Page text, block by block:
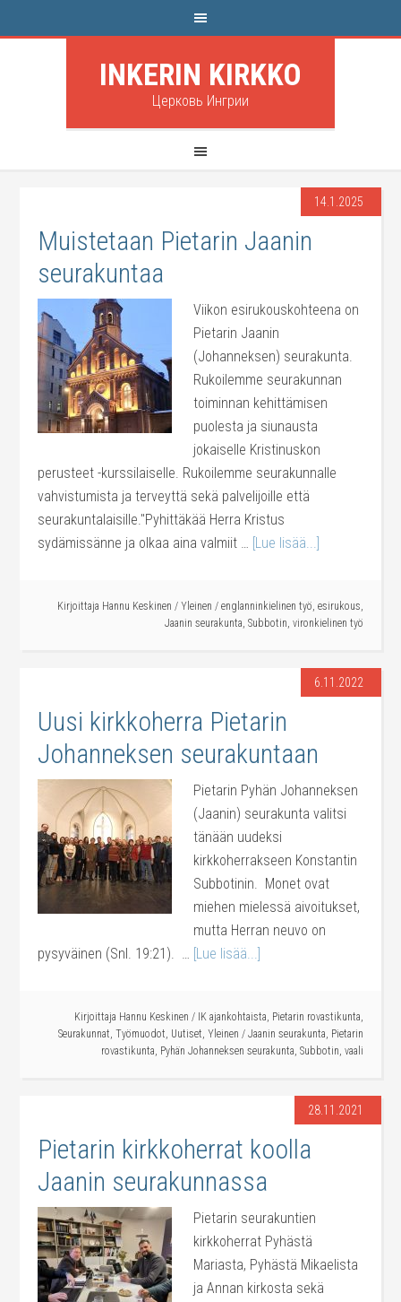
INKERIN KIRKKO
Церковь Ингрии
14.1.2025
Muistetaan Pietarin Jaanin
seurakuntaa
Viikon esirukouskohteena on
Pietarin Jaanin
(Johanneksen) seurakunta.
Rukoilemme seurakunnan
toiminnan kehittämisen
puolesta ja siunausta
jokaiselle Kristinuskon
perusteet -kurssilaiselle. Rukoilemme seurakunnalle
vahvistumista ja terveyttä sekä palvelijoille että
seurakuntalaisille."Pyhittäkää Herra Kristus
sydämissänne ja olkaa aina valmiit … [Lue lisää...]
Kirjoittaja Hannu Keskinen / Yleinen / englanninkielinen työ, esirukous,
Jaanin seurakunta, Subbotin, vironkielinen työ
6.11.2022
Uusi kirkkoherra Pietarin
Johanneksen seurakuntaan
Pietarin Pyhän Johanneksen
(Jaanin) seurakunta valitsi
tänään uudeksi
kirkkoherrakseen Konstantin
Subbotinin. Monet ovat
miehen mielessä aivoitukset,
mutta Herran neuvo on
pysyväinen (Snl. 19:21). … [Lue lisää...]
Kirjoittaja Hannu Keskinen / IK ajankohtaista, Pietarin rovastikunta,
Seurakunnat, Työmuodot, Uutiset, Yleinen / Jaanin seurakunta, Pietarin
rovastikunta, Pyhän Johanneksen seurakunta, Subbotin, vaali
28.11.2021
Pietarin kirkkoherrat koolla
Jaanin seurakunnassa
Pietarin seurakuntien
kirkkoherrat Pyhästä
Mariasta, Pyhästä Mikaelista
ja Annan kirkosta sekä